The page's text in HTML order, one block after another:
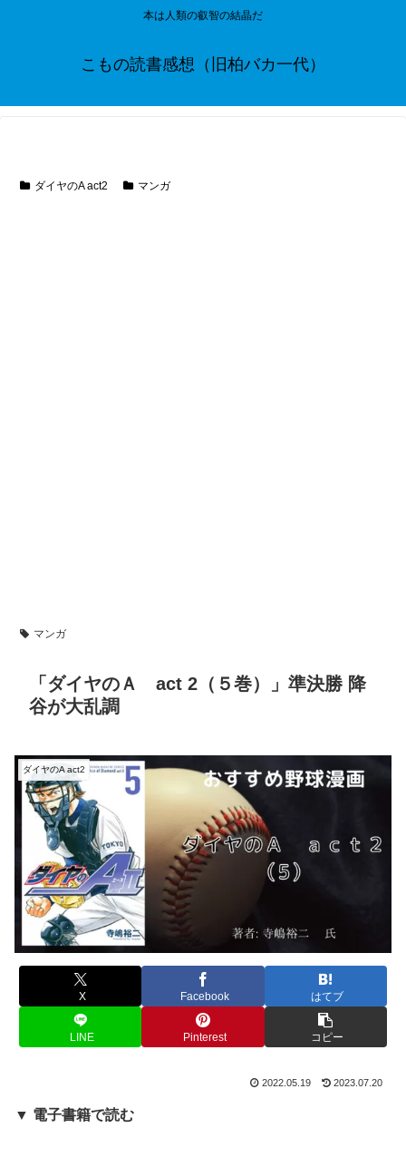
本は人類の叡智の結晶だ
こもの読書感想（旧柏バカ一代）
ダイヤのA act2 マンガ
マンガ
「ダイヤのＡ act 2（５巻）」準決勝 降
谷が大乱調
ダイヤのA act2
X Facebook はてブ
LINE Pinterest コピー
2022.05.19 2023.07.20
▼ 電子書籍で読む